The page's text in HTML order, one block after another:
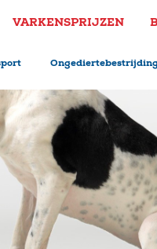
VARKENSPRIJZEN
Ongediertebestrijding